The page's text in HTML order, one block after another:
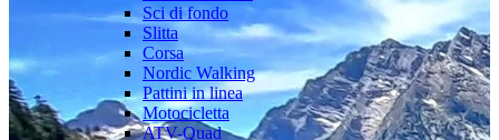
Sci di fondo
Slitta
Corsa
Nordic Walking
Pattini in linea
Motocicletta
ATV-Quad